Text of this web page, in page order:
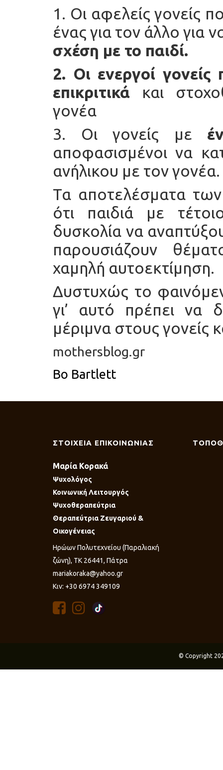
1. Οι αφελείς γονείς
ένας για τον άλλο για
σχέση με το παιδί.
2. Οι ενεργοί γονείς
επικριτικά και
γονέα
3. Οι γονείς με
αποφασισμένοι να
ανήλικου με τον γονέα.
Τα αποτελέσματα των
ότι παιδιά με
δυσκολία να
παρουσιάζουν
χαμηλή αυτοεκτίμηση.
Δυστυχώς το
γι’ αυτό πρέπει να
μέριμνα στους γονείς
mothersblog.gr
Bo Bartlett
ΣΤΟΙΧΕΙΑ ΕΠΙΚΟΙΝΩΝΙΑΣ
Μαρία Κορακά
Ψυχολόγος
Κοινωνική Λειτουργός
Ψυχοθεραπεύτρια
Θεραπεύτρια Ζευγαριού &
Οικογένειας
Ηρώων Πολυτεχνείου (Παραλιακή
ζώνη), ΤΚ 26441, Πάτρα
mariakoraka@yahoo.gr
Κιν: +30 6974 349109
© Copyright